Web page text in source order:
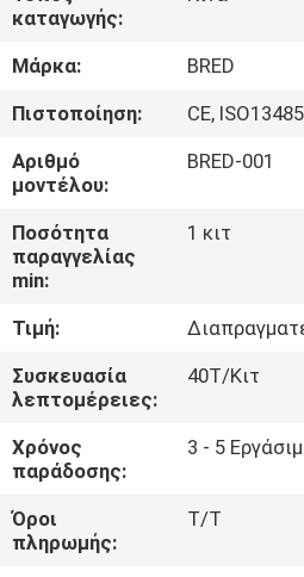
ΓΎΡΟΣ
ΕΡΓΟΣΤΑΣΊΩΝ
ΠΟΙΟΤΙΚΌΣ
ΈΛΕΓΧΟΣ
ΜΑΣ
ΕΛΆΤΕ
ΣΕ
ΕΠΑΦΉ
ΜΕ
ΕΙΔΉΣΕΙΣ
καταγωγής:
Μάρκα:
BRED
Πιστοποίηση:
CE,
Αριθμό
μοντέλου:
BRED-001
Ποσότητα
παραγγελίας
min:
1 κιτ
Τιμή:
Συσκευασία
λεπτομέρειες:
40Τ/Κιτ
Χρόνος
παράδοσης:
3 - 5
Όροι
πληρωμής:
T/T